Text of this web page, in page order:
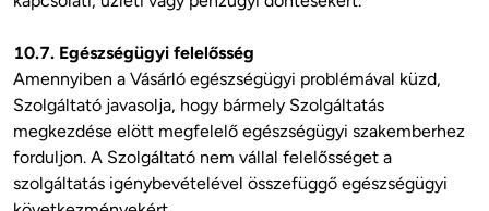
10.7. Egészségügyi felelősség
Amennyiben a Vásárló egészségügyi problémával küzd,
Szolgáltató javasolja, hogy bármely Szolgáltatás
megkezdése elött megfelelő egészségügyi szakemberhez
forduljon. A Szolgáltató nem vállal felelősséget a
szolgáltatás igénybevételével összefüggő egészségügyi